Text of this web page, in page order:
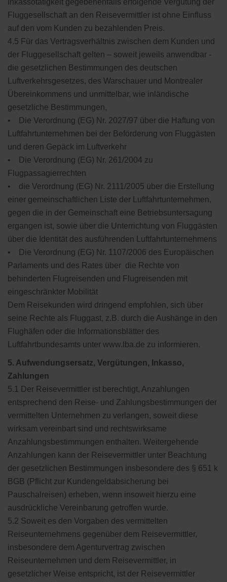
Inkassotätigkeit gegebenenfalls erfolgende Vergütung der
Fluggesellschaft an den Reisevermittler ist ohne Einfluss
auf den vom Kunden zu bezahlenden Preis.
4.5 Für das Vertragsverhältnis zwischen dem Kunden und
der Fluggesellschaft gelten – soweit jeweils anwendbar -
die gesetzlichen Bestimmungen des deutschen
Luftverkehrsgesetzes, des Warschauer und Montrealer
Übereinkommens und unmittelbar, wie inländische
gesetzliche Bestimmungen,
• Die Verordnung (EG) Nr. 2027/97 über die Haftung von
Luftfahrtunternehmen bei der Beförderung von Fluggästen
und deren Gepäck im Luftverkehr
• Die Verordnung (EG) Nr. 261/2004 zu
Flugpassagierrechten
• die Verordnung (EG) Nr. 2111/2005 über die Erstellung
einer gemeinschaftlichen Liste der Luftfahrtunternehmen,
gegen die in der Gemeinschaft eine Betriebsuntersagung
ergangen ist, sowie über die Unterrichtung von Fluggästen
über die Identität des ausführenden Luftfahrtunternehmens
• Die Verordnung (EG) Nr. 1107/2006 des Europäischen
Parlaments und des Rates über die Rechte von
behinderten Flugreisenden und Flugreisenden mit
eingeschränkter Mobilität
Dem Reisekunden wird dringend empfohlen, sich über
seine Rechte als Fluggast, z.B. durch die Aushänge in den
Flughäfen oder die Informationsblätter des
Luftfahrtbundesamts unter www.lba.de zu informieren.
5. Aufwendungsersatz, Vergütungen, Inkasso,
Zahlungen
5.1 Der Reisevermittler ist berechtigt, Anzahlungen
entsprechend den Reise- und Zahlungsbestimmungen der
vermittelten Unternehmen zu verlangen, soweit diese
wirksam vereinbart sind und rechtswirksame
Anzahlungsbestimmungen enthalten. Weitergehende
Anzahlungen kann der Reisevermittler unter Beachtung
der gesetzlichen Bestimmungen insbesondere des § 651 k
BGB (Pflicht zur Kundengeldabsicherung bei
Pauschalreisen) erheben, wenn insoweit hierzu eine
ausdrückliche Vereinbarung getroffen wurde.
5.2 Soweit es den Vorgaben des vermittelten
Reiseunternehmens gegenüber dem Reisevermittler,
insbesondere dem Agenturvertrag zwischen
Reiseunternehmen und dem Reisevermittler, in
gesetzlicher Weise entspricht, ist der Reisevermittler